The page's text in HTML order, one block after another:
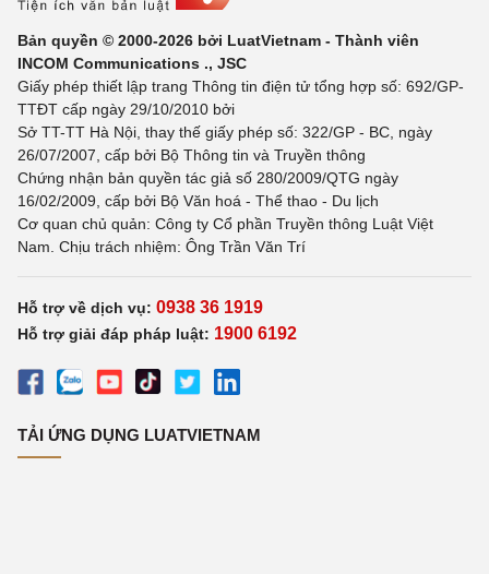
Bản quyền © 2000-2026 bởi LuatVietnam - Thành viên
INCOM Communications ., JSC
Giấy phép thiết lập trang Thông tin điện tử tổng hợp số: 692/GP-
TTĐT cấp ngày 29/10/2010 bởi
Sở TT-TT Hà Nội, thay thế giấy phép số: 322/GP - BC, ngày
26/07/2007, cấp bởi Bộ Thông tin và Truyền thông
Chứng nhận bản quyền tác giả số 280/2009/QTG ngày
16/02/2009, cấp bởi Bộ Văn hoá - Thể thao - Du lịch
Cơ quan chủ quản: Công ty Cổ phần Truyền thông Luật Việt
Nam. Chịu trách nhiệm: Ông Trần Văn Trí
Hỗ trợ về dịch vụ: 0938 36 1919
Hỗ trợ giải đáp pháp luật: 1900 6192
TẢI ỨNG DỤNG LUATVIETNAM